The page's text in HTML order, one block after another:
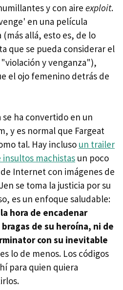
y con aire exploit.
en una película
allá, esto es, de lo
que se pueda considerar el
y venganza"),
el ojo femenino detrás de
se ha convertido en un
y es normal que Fargeat
tal. Hay incluso un trailer
machistas un poco
Internet con imágenes de
se toma la justicia por su
es un enfoque saludable:
hora de encadenar
de su heroína, ni de
con su inevitable
lo de menos. Los códigos
para quien quiera